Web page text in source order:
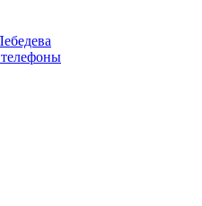
телефоны